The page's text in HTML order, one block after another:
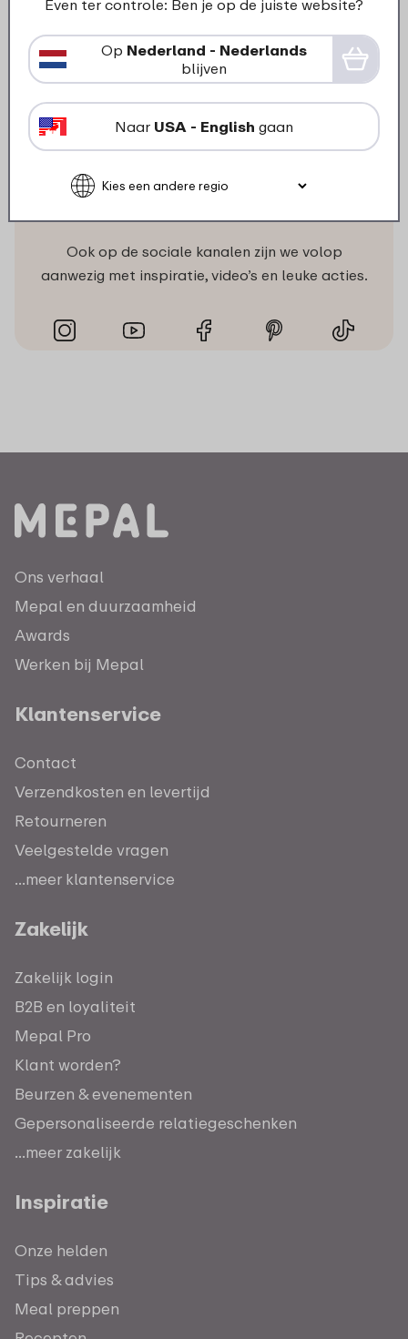
acties en nieuwe producten.
Ontvang onze nieuwsbrief!
Ook op de sociale kanalen zijn we volop
aanwezig met inspiratie, video’s en leuke acties.
Ons verhaal
Mepal en duurzaamheid
Awards
Werken bij Mepal
Klantenservice
Contact
Verzendkosten en levertijd
Retourneren
Veelgestelde vragen
...meer klantenservice
Zakelijk
Zakelijk login
B2B en loyaliteit
Mepal Pro
Klant worden?
Beurzen & evenementen
Gepersonaliseerde relatiegeschenken
...meer zakelijk
Inspiratie
Onze helden
Tips & advies
Meal preppen
Even ter controle: Ben je op de juiste website?
Op Nederland - Nederlands
blijven
Naar USA - English gaan